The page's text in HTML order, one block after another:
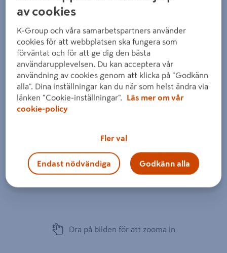
Dra på bilden för att zooma in
av cookies
K-Group och våra samarbetspartners använder
cookies för att webbplatsen ska fungera som
förväntat och för att ge dig den bästa
användarupplevelsen. Du kan acceptera vår
användning av cookies genom att klicka på "Godkänn
alla". Dina inställningar kan du när som helst ändra via
länken "Cookie-inställningar".
Läs mer om vår
cookie-policy
Fler val
Endast nödvändiga Godkänn alla